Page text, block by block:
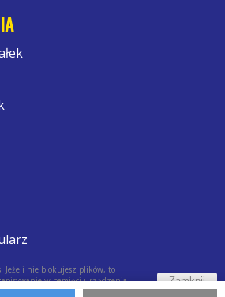
Jeżeli nie blokujesz plików, to
w pamięci urządzenia.
Zamknij